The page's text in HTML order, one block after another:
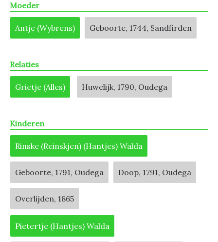
Moeder
Antje (Wybrens) Geboorte, 1744, Sandfirden
Relaties
Grietje (Alles) Huwelijk, 1790, Oudega
Kinderen
Rinske (Reinskjen) (Hantjes) Walda
Geboorte, 1791, Oudega Doop, 1791, Oudega
Overlijden, 1865
Pietertje (Hantjes) Walda